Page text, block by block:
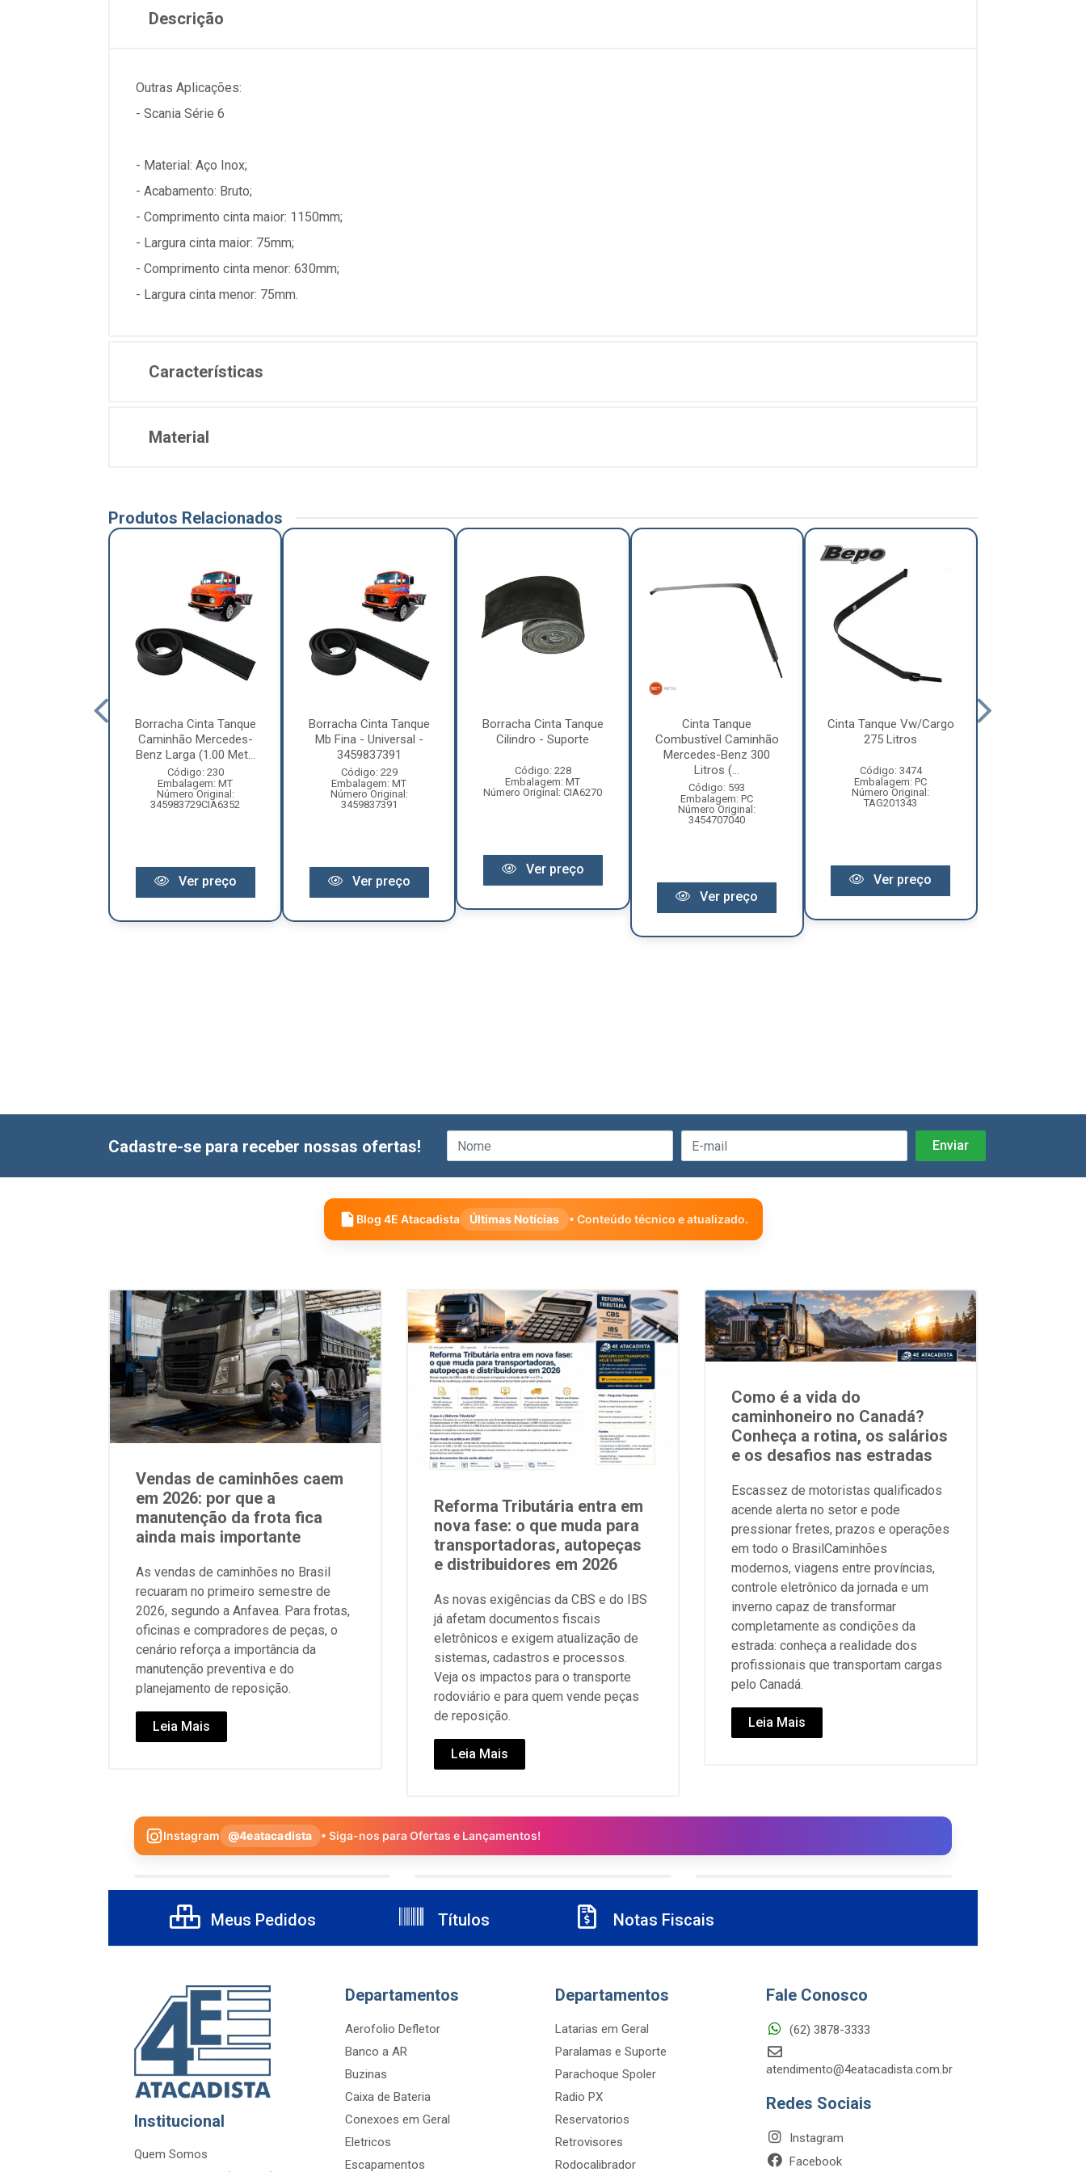
Descrição
Outras Aplicações:
- Scania Série 6
- Material: Aço Inox;
- Acabamento: Bruto;
- Comprimento cinta maior: 1150mm;
- Largura cinta maior: 75mm;
- Comprimento cinta menor: 630mm;
- Largura cinta menor: 75mm.
Características
Material
Produtos Relacionados
Borracha Cinta Tanque
Caminhão Mercedes-
Benz Larga (1.00 Met...
Código: 230
Embalagem: MT
Número Original:
345983729CIA6352
Ver preço
Borracha Cinta Tanque
Mb Fina - Universal -
3459837391
Código: 229
Embalagem: MT
Número Original:
3459837391
Ver preço
Borracha Cinta Tanque
Cilindro - Suporte
Código: 228
Embalagem: MT
Número Original: CIA6270
Ver preço
Cinta Tanque
Combustível Caminhão
Mercedes-Benz 300
Litros (...
Código: 593
Embalagem: PC
Número Original:
3454707040
Ver preço
Cinta Tanque Vw/Cargo
275 Litros
Código: 3474
Embalagem: PC
Número Original:
TAG201343
Ver preço
Cadastre-se para receber nossas ofertas!
Blog 4E Atacadista Últimas Notícias • Conteúdo técnico e atualizado.
Vendas de caminhões caem
em 2026: por que a
manutenção da frota fica
ainda mais importante
As vendas de caminhões no Brasil
recuaram no primeiro semestre de
2026, segundo a Anfavea. Para frotas,
oficinas e compradores de peças, o
cenário reforça a importância da
manutenção preventiva e do
planejamento de reposição.
Leia Mais
Reforma Tributária entra em
nova fase: o que muda para
transportadoras, autopeças
e distribuidores em 2026
As novas exigências da CBS e do IBS
já afetam documentos fiscais
eletrônicos e exigem atualização de
sistemas, cadastros e processos.
Veja os impactos para o transporte
rodoviário e para quem vende peças
de reposição.
Leia Mais
Como é a vida do
caminhoneiro no Canadá?
Conheça a rotina, os salários
e os desafios nas estradas
Escassez de motoristas qualificados
acende alerta no setor e pode
pressionar fretes, prazos e operações
em todo o BrasilCaminhões
modernos, viagens entre províncias,
controle eletrônico da jornada e um
inverno capaz de transformar
completamente as condições da
estrada: conheça a realidade dos
profissionais que transportam cargas
pelo Canadá.
Leia Mais
Instagram @4eatacadista • Siga-nos para Ofertas e Lançamentos!
Meus Pedidos Títulos Notas Fiscais
Institucional
Quem Somos
Departamentos
Aerofolio Defletor
Banco a AR
Buzinas
Caixa de Bateria
Conexoes em Geral
Eletricos
Escapamentos
Departamentos
Latarias em Geral
Paralamas e Suporte
Parachoque Spoler
Radio PX
Reservatorios
Retrovisores
Rodocalibrador
Fale Conosco
(62) 3878-3333
atendimento@4eatacadista.com.br
Redes Sociais
Instagram
Facebook